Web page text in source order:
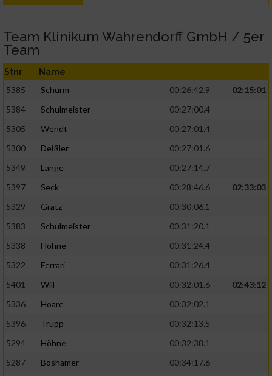
Team Klinikum Wahrendorff GmbH / 5er
Team
Stnr Name
5385 Schurm 00:26:42.9
02:15:01
5384
Schulmeister
00:27:00.4
5305
Wendt
00:27:01.4
5300
Deißler
00:27:01.6
5349
Lange
00:27:14.7
5397
Seck 00:28:46.6
02:33:03
5329
Grätz
00:30:06.1
5383
Schulmeister
00:31:20.1
5338
Höhne
00:31:24.4
5322
Ferrari
00:31:26.4
5401
Will 00:32:01.6
02:43:12
5336
Hoare
00:32:02.1
5396
Trupp
00:32:13.5
5294
Höhne
00:32:38.1
5287
Boshamer
00:34:17.6